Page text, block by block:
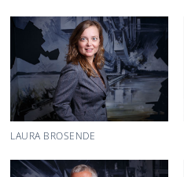
LAURA BROSENDE